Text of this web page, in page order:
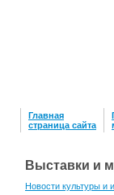
Главная
страница сайта
Выставки и
Новости культуры и